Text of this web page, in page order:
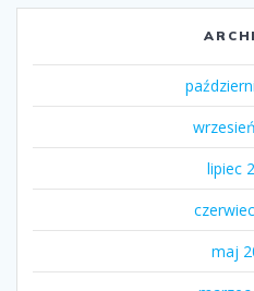
lipiec
maj